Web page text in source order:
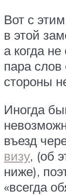
Вот с
в этой
а когда
пара
стороны
Иногда
въезд
визу, (об
ниже),
«всегда